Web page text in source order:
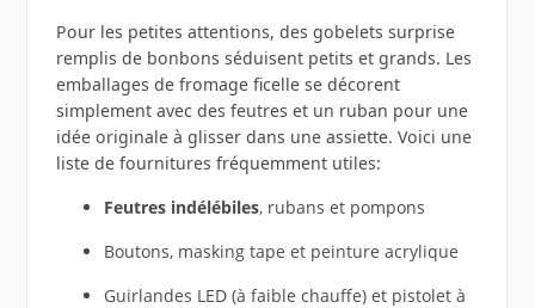
Pour les petites attentions, des gobelets surprise
remplis de bonbons séduisent petits et grands. Les
emballages de fromage ficelle se décorent
simplement avec des feutres et un ruban pour une
idée originale à glisser dans une assiette. Voici une
liste de fournitures fréquemment utiles:
Feutres indélébiles, rubans et pompons
Boutons, masking tape et peinture acrylique
Guirlandes LED (à faible chauffe) et pistolet à